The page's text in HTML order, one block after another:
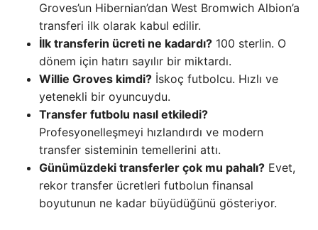
Groves’un Hibernian’dan West Bromwich Albion’a
transferi ilk olarak kabul edilir.
İlk transferin ücreti ne kadardı? 100 sterlin. O
dönem için hatırı sayılır bir miktardı.
Willie Groves kimdi? İskoç futbolcu. Hızlı ve
yetenekli bir oyuncuydu.
Transfer futbolu nasıl etkiledi?
Profesyonelleşmeyi hızlandırdı ve modern
transfer sisteminin temellerini attı.
Günümüzdeki transferler çok mu pahalı? Evet,
rekor transfer ücretleri futbolun finansal
boyutunun ne kadar büyüdüğünü gösteriyor.